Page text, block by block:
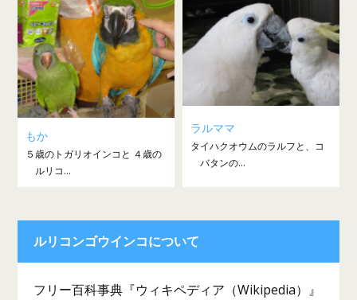
もか
５歳のトガリオインコと ４歳の
ルリコ...
ラルママ
タイハクオウムのラルフと、コ
バタンの...
ルリコンゴウインコについて
フリー百科事典『ウィキペディア（Wikipedia）』